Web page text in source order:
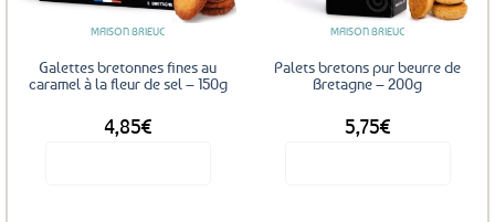
la
MAISON BRIEUC
Galettes bretonnes fines au
caramel à la fleur de sel – 150g
4,85€
MAISON BRIEUC
Palets bretons pur beurre de
Bretagne – 200g
5,75€